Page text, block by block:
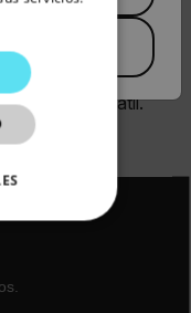
las operaciones
de objetos y
compacto y la
versatilidad a los
no tan versátil.
KOREAN
JAPANESE
CHINESE